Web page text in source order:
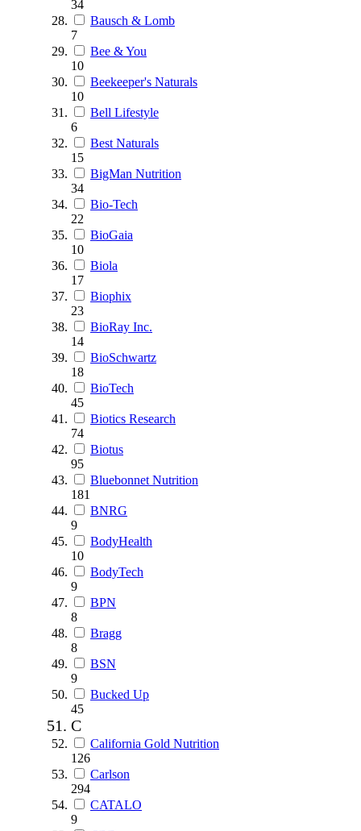
34
Bausch & Lomb
7
Bee & You
10
Beekeeper's Naturals
10
Bell Lifestyle
6
Best Naturals
15
BigMan Nutrition
34
Bio-Tech
22
BioGaia
10
Biola
17
Biophix
23
BioRay Inc.
14
BioSchwartz
18
BioTech
45
Biotics Research
74
Biotus
95
Bluebonnet Nutrition
181
BNRG
9
BodyHealth
10
BodyTech
9
BPN
8
Bragg
8
BSN
9
Bucked Up
45
C
California Gold Nutrition
126
Carlson
294
CATALO
9